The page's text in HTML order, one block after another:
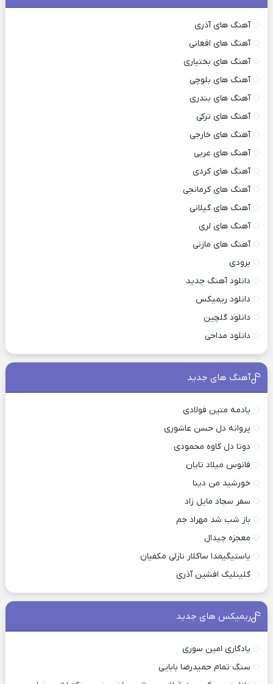
آهنگ های آذری
آهنگ های افغانی
آهنگ های بختیاری
آهنگ های بلوچی
آهنگ های بندری
آهنگ های ترکی
آهنگ های خارجی
آهنگ های عربی
آهنگ های کردی
آهنگ های کرمانجی
آهنگ های گیلانی
آهنگ های لری
آهنگ های مازنی
بزودی
دانلود آهنگ جدید
دانلود ریمیکس
دانلود گلچین
دانلود مداحی
آهنگ های جدید
یادمه متین فولادی
پروانه دل حسن عاشوری
دوتا دل کاوه محمودی
فانوس میلاد تایان
خورشید من دینا
سفر سجاد مایل زاد
باز شب شد مهراد جم
معجزه جیدال
یاستیگیمدا ساکلار نازلی مکفیان
گلینلیک افشین آذری
ریمیکس های جدید
یادگاری امین سوری
سنگ تمام حمیدرضا بابایی